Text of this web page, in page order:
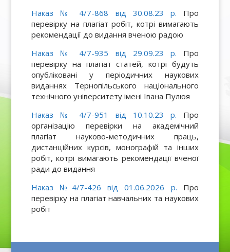
Наказ № 4/7-868 від 30.08.23 р. Про
перевірку на плагіат робіт, котрі вимагають
рекомендації до видання вченою радою
Наказ № 4/7-935 від 29.09.23 р. Про
перевірку на плагіат статей, котрі будуть
опубліковані у періодичних наукових
виданнях Тернопільського національного
технічного університету імені Івана Пулюя
Наказ № 4/7-951 від 10.10.23 р. Про
організацію перевірки на академічний
плагіат науково-методичних праць,
дистанційних курсів, монографій та інших
робіт, котрі вимагають рекомендації вченої
ради до видання
Наказ №4/7-426 від 01.06.2026 р. Про
перевірку на плагіат навчальних та наукових
робіт